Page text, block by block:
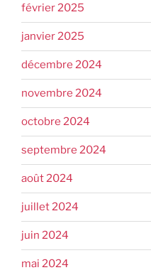
février 2025
janvier 2025
décembre 2024
novembre 2024
octobre 2024
septembre 2024
août 2024
juillet 2024
juin 2024
mai 2024